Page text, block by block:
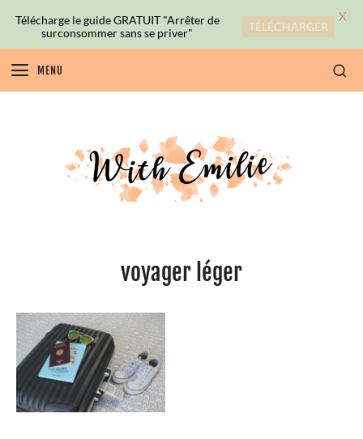
MENU
voyager léger
Télécharge le guide GRATUIT "Arrêter de
surconsommer sans se priver"
TÉLÉCHARGER
X